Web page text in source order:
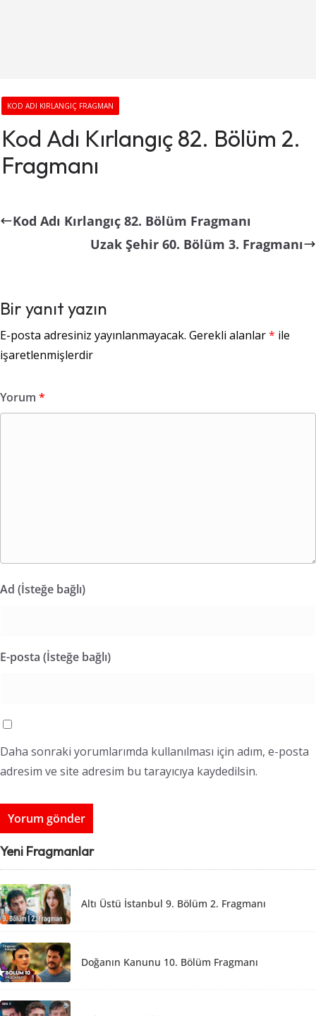
KOD ADI KIRLANGIÇ FRAGMAN
Kod Adı Kırlangıç 82. Bölüm 2.
Fragmanı
Kod Adı Kırlangıç 82. Bölüm Fragmanı
Uzak Şehir 60. Bölüm 3. Fragmanı
Bir yanıt yazın
E-posta adresiniz yayınlanmayacak. Gerekli alanlar* ile
işaretlenmişlerdir
Yorum *
Ad (İsteğe bağlı)
E-posta (İsteğe bağlı)
Daha sonraki yorumlarımda kullanılması için adım, e-posta
adresim ve site adresim bu tarayıcıya kaydedilsin.
Yeni Fragmanlar
Altı Üstü İstanbul 9. Bölüm 2. Fragmanı
Doğanın Kanunu 10. Bölüm Fragmanı